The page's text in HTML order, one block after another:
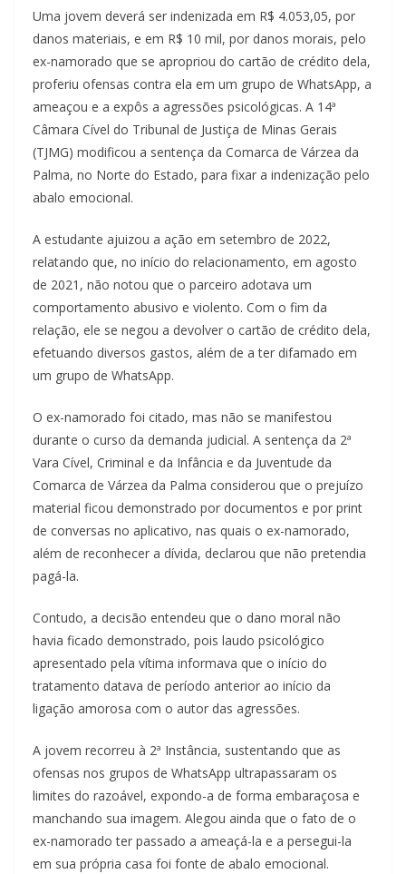
Uma jovem deverá ser indenizada em R$ 4.053,05, por
danos materiais, e em R$ 10 mil, por danos morais, pelo
ex-namorado que se apropriou do cartão de crédito dela,
proferiu ofensas contra ela em um grupo de WhatsApp, a
ameaçou e a expôs a agressões psicológicas. A 14ª
Câmara Cível do Tribunal de Justiça de Minas Gerais
(TJMG) modificou a sentença da Comarca de Várzea da
Palma, no Norte do Estado, para fixar a indenização pelo
abalo emocional.
A estudante ajuizou a ação em setembro de 2022,
relatando que, no início do relacionamento, em agosto
de 2021, não notou que o parceiro adotava um
comportamento abusivo e violento. Com o fim da
relação, ele se negou a devolver o cartão de crédito dela,
efetuando diversos gastos, além de a ter difamado em
um grupo de WhatsApp.
O ex-namorado foi citado, mas não se manifestou
durante o curso da demanda judicial. A sentença da 2ª
Vara Cível, Criminal e da Infância e da Juventude da
Comarca de Várzea da Palma considerou que o prejuízo
material ficou demonstrado por documentos e por print
de conversas no aplicativo, nas quais o ex-namorado,
além de reconhecer a dívida, declarou que não pretendia
pagá-la.
Contudo, a decisão entendeu que o dano moral não
havia ficado demonstrado, pois laudo psicológico
apresentado pela vítima informava que o início do
tratamento datava de período anterior ao início da
ligação amorosa com o autor das agressões.
A jovem recorreu à 2ª Instância, sustentando que as
ofensas nos grupos de WhatsApp ultrapassaram os
limites do razoável, expondo-a de forma embaraçosa e
manchando sua imagem. Alegou ainda que o fato de o
ex-namorado ter passado a ameaçá-la e a persegui-la
em sua própria casa foi fonte de abalo emocional.